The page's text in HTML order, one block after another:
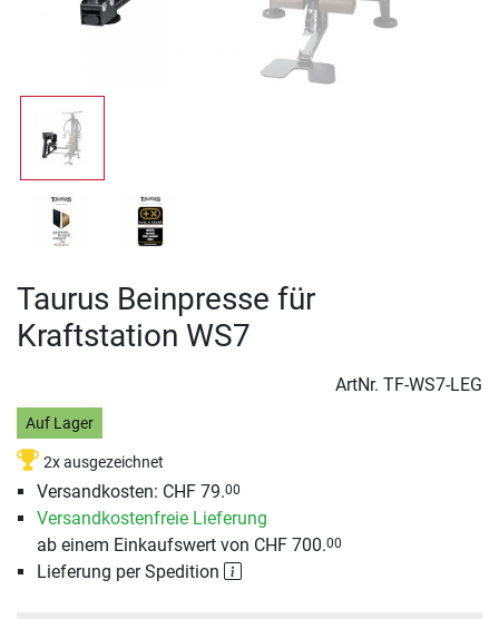
Taurus Beinpresse für
Kraftstation WS7
ArtNr. TF-WS7-LEG
Auf Lager
2x ausgezeichnet
Versandkosten: CHF 79.00
Versandkostenfreie Lieferung
ab einem Einkaufswert von CHF 700.00
Lieferung per Spedition